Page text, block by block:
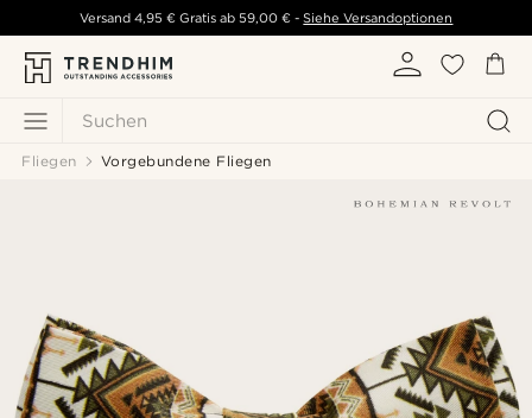
Suchen
Versand 4,95 € Gratis ab 59,00 € - Siehe Versandoptionen
Fliegen Vorgebundene Fliegen